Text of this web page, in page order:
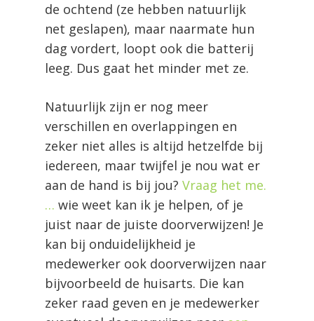
de ochtend (ze hebben natuurlijk
net geslapen), maar naarmate hun
dag vordert, loopt ook die batterij
leeg. Dus gaat het minder met ze.
Natuurlijk zijn er nog meer
verschillen en overlappingen en
zeker niet alles is altijd hetzelfde bij
iedereen, maar twijfel je nou wat er
aan de hand is bij jou? Vraag het me.
… wie weet kan ik je helpen, of je
juist naar de juiste doorverwijzen! Je
kan bij onduidelijkheid je
medewerker ook doorverwijzen naar
bijvoorbeeld de huisarts. Die kan
zeker raad geven en je medewerker